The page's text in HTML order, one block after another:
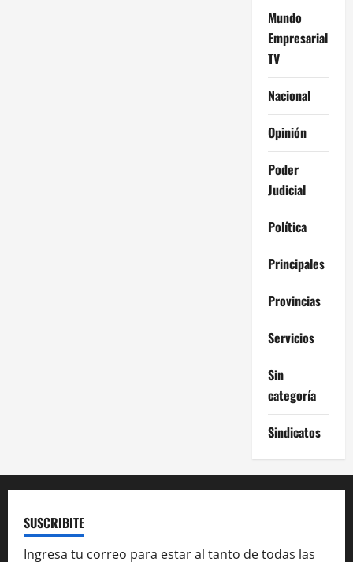
Mundo
Empresarial
TV
Nacional
Opinión
Poder
Judicial
Política
Principales
Provincias
Servicios
Sin
categoría
Sindicatos
SUSCRIBITE
Ingresa tu correo para estar al tanto de todas las